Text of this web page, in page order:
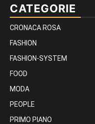
CATEGORIE
CRONACA ROSA
FASHION
FASHION-SYSTEM
FOOD
MODA
PEOPLE
PRIMO PIANO